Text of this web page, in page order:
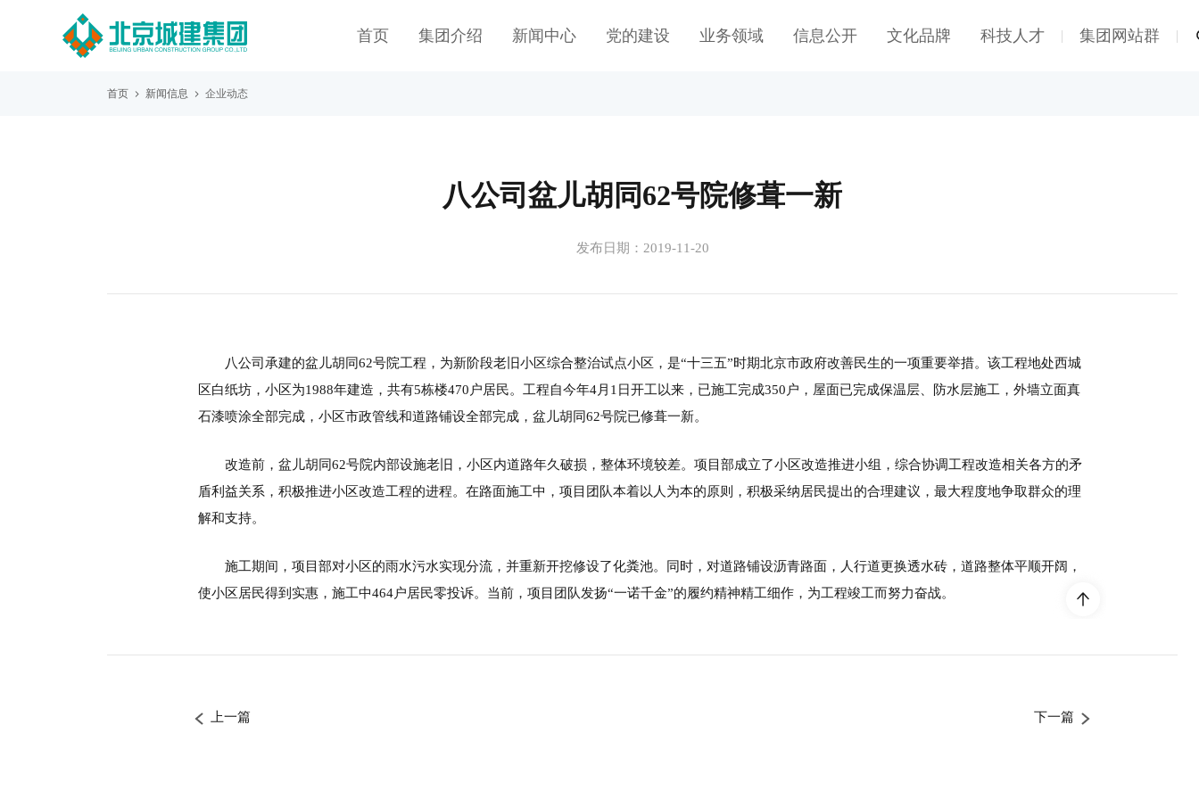
首页 集团介绍 新闻中心 党的建设 业务领域 信息公开 文化品牌 科技人才 | 集团网站群 |
首页 新闻信息 企业动态
八公司盆儿胡同62号院修葺一新
发布日期：2019-11-20
八公司承建的盆儿胡同62号院工程，为新阶段老旧小区综合整治试点小区，是“十三五”时期北京市政府改善民生的一项重要举措。该工程地处西城
区白纸坊，小区为1988年建造，共有5栋楼470户居民。工程自今年4月1日开工以来，已施工完成350户，屋面已完成保温层、防水层施工，外墙立面真
石漆喷涂全部完成，小区市政管线和道路铺设全部完成，盆儿胡同62号院已修葺一新。
改造前，盆儿胡同62号院内部设施老旧，小区内道路年久破损，整体环境较差。项目部成立了小区改造推进小组，综合协调工程改造相关各方的矛
盾利益关系，积极推进小区改造工程的进程。在路面施工中，项目团队本着以人为本的原则，积极采纳居民提出的合理建议，最大程度地争取群众的理
解和支持。
施工期间，项目部对小区的雨水污水实现分流，并重新开挖修设了化粪池。同时，对道路铺设沥青路面，人行道更换透水砖，道路整体平顺开阔，
使小区居民得到实惠，施工中464户居民零投诉。当前，项目团队发扬“一诺千金”的履约精神精工细作，为工程竣工而努力奋战。
上一篇 下一篇